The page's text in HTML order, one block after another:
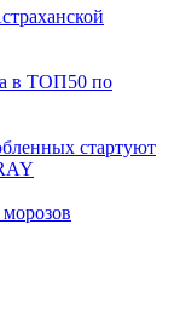
в ТОП50 по
стартуют